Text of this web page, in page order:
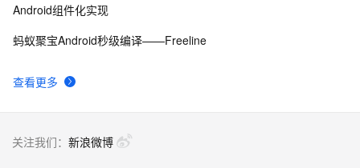
查看更多
Android组件化实现
蚂蚁聚宝Android秒级编译——Freeline
关注我们： 新浪微博